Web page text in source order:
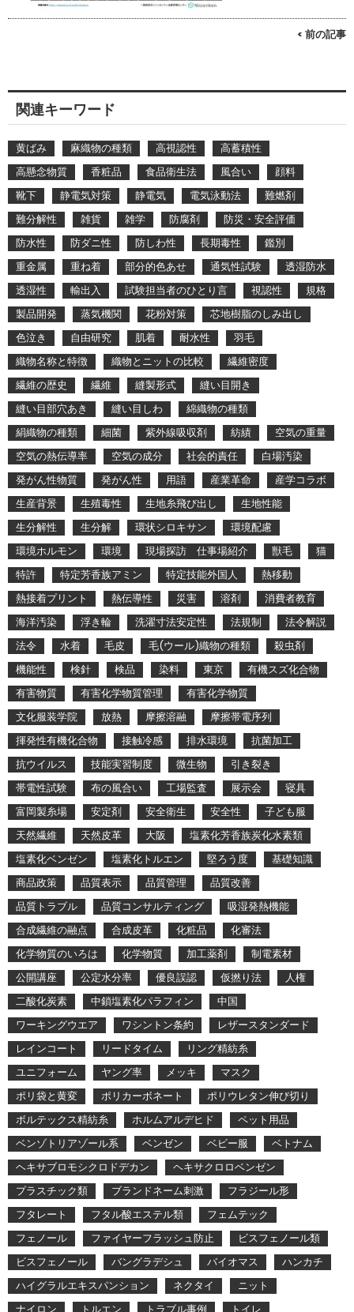
< 前の記事
関連キーワード
黄ばみ 麻織物の種類 高視認性
高蓄積性
高懸念物質
香粧品 食品衛生法 風合い
顔料
靴下
静電気対策 静電気 電気泳動法
難燃剤
難分解性
雑貨 雑学 防腐剤
防災・安全評価
防水性
防ダニ性 防しわ性 長期毒性
鑑別
重金属
重ね着 部分的色あせ 通気性試験
透湿防水
透湿性
輸出入 試験担当者のひとり言 視認性
規格
製品開発
蒸気機関 花粉対策
芯地樹脂のしみ出し
色泣き
自由研究 肌着 耐水性
羽毛
織物名称と特徴
織物とニットの比較
繊維密度
繊維の歴史
繊維 縫製形式
縫い目開き
縫い目部穴あき
縫い目しわ
綿織物の種類
絹織物の種類
細菌 紫外線吸収剤 紡績
空気の重量
空気の熱伝導率
空気の成分 社会的責任
白場汚染
発がん性物質
発がん性 用語 産業革命
産学コラボ
生産背景
生殖毒性 生地糸飛び出し
生地性能
生分解性
生分解 環状シロキサン
環境配慮
環境ホルモン
環境 現場探訪 仕事場紹介 獣毛
猫
特許
特定芳香族アミン 特定技能外国人
熱移動
熱接着プリント
熱伝導性 災害 溶剤
消費者教育
海洋汚染
浮き輪 洗濯寸法安定性 法規制
法令解説
法令
水着 毛皮 毛(ウール)織物の種類
殺虫剤
機能性
検針 検品 染料 東京
有機スズ化合物
有害物質
有害化学物質管理
有害化学物質
文化服装学院
放熱 摩擦溶融
摩擦帯電序列
揮発性有機化合物
接触冷感 排水環境
抗菌加工
抗ウイルス
技能実習制度 微生物
引き裂き
帯電性試験
布の風合い 工場監査 展示会
寝具
富岡製糸場
安定剤 安全衛生 安全性
子ども服
天然繊維
天然皮革 大阪
塩素化芳香族炭化水素類
塩素化ベンゼン
塩素化トルエン 堅ろう度
基礎知識
商品政策
品質表示 品質管理
品質改善
品質トラブル
品質コンサルティング
吸湿発熱機能
合成繊維の融点
合成皮革 化粧品
化審法
化学物質のいろは
化学物質 加工薬剤
制電素材
公開講座
公定水分率 優良誤認 仮撚り法
人権
二酸化炭素
中鎖塩素化パラフィン
中国
ワーキングウエア
ワシントン条約
レザースタンダード
レインコート
リードタイム
リング精紡糸
ユニフォーム
ヤング率 メッキ
マスク
ポリ袋と黄変
ポリカーボネート
ポリウレタン伸び切り
ボルテックス精紡糸
ホルムアルデヒド
ペット用品
ベンゾトリアゾール系
ベンゼン ベビー服
ベトナム
ヘキサブロモシクロドデカン
ヘキサクロロベンゼン
プラスチック類
ブランドネーム刺激
フラジール形
フタレート
フタル酸エステル類
フェムテック
フェノール
ファイヤーフラッシュ防止
ビスフェノール類
ビスフェノール
バングラデシュ バイオマス
ハンカチ
ハイグラルエキスパンション
ネクタイ
ニット